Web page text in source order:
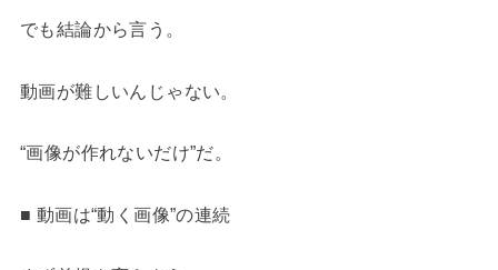
でも結論から言う。
動画が難しいんじゃない。
“画像が作れないだけ”だ。
■ 動画は“動く画像”の連続